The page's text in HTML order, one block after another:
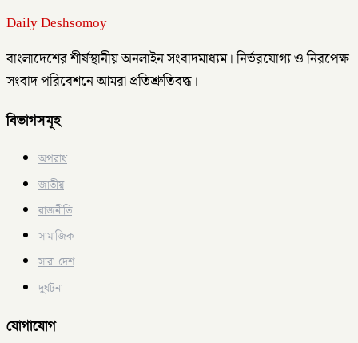
Daily Deshsomoy
বাংলাদেশের শীর্ষস্থানীয় অনলাইন সংবাদমাধ্যম। নির্ভরযোগ্য ও নিরপেক্ষ
সংবাদ পরিবেশনে আমরা প্রতিশ্রুতিবদ্ধ।
বিভাগসমূহ
অপরাধ
জাতীয়
রাজনীতি
সামাজিক
সারা দেশ
দুর্ঘটনা
যোগাযোগ